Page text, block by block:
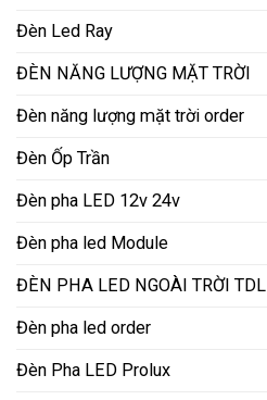
Đèn Led Ray
ĐÈN NĂNG LƯỢNG MẶT TRỜI
Đèn năng lượng mặt trời order
Đèn Ốp Trần
Đèn pha LED 12v 24v
Đèn pha led Module
ĐÈN PHA LED NGOÀI TRỜI TDL
Đèn pha led order
Đèn Pha LED Prolux